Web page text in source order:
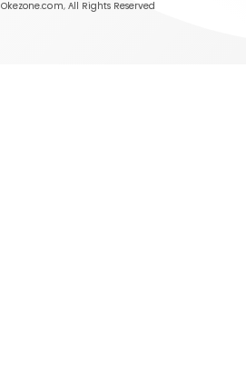
Okezone.com, All Rights Reserved